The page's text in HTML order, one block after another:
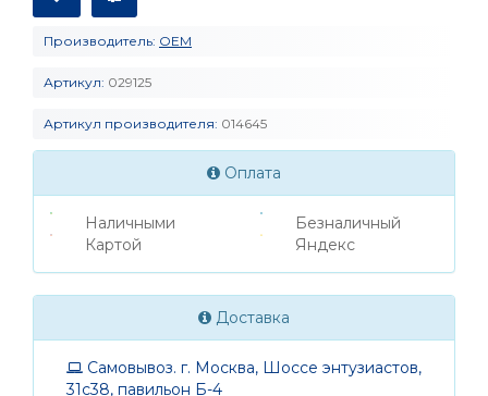
Производитель: OEM
Артикул: 029125
Артикул производителя: 014645
Оплата
Наличными
Картой
Безналичный
Яндекс
Доставка
Самовывоз. г. Москва, Шоссе энтузиастов,
31с38, павильон Б-4